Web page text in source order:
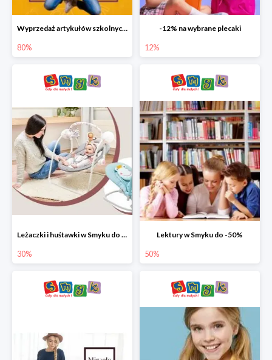
Wyprzedaż artykułów szkolnych w Smyku do -80%
80%
-12% na wybrane plecaki
12%
Leżaczki i huśtawki w Smyku do -30%
30%
Lektury w Smyku do -50%
50%